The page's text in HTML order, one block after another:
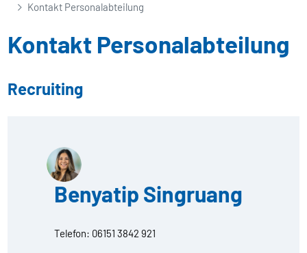
Kontakt Personalabteilung
Kontakt Personalabteilung
Recruiting
Benyatip Singruang
Telefon: 06151 3842 921